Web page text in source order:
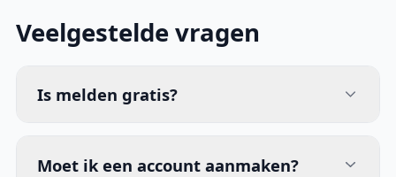
Veelgestelde vragen
Is melden gratis?
Moet ik een account aanmaken?